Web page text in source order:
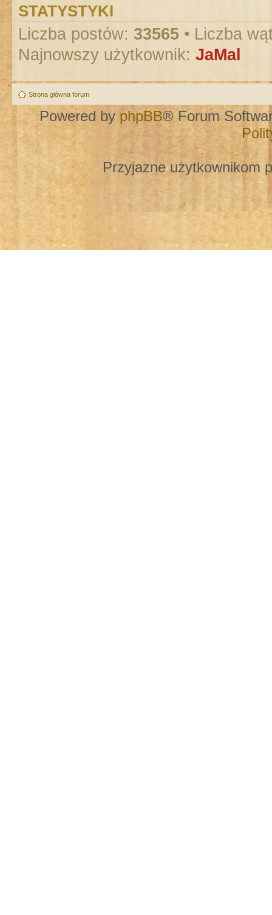
STATYSTYKI
Liczba postów: 33565 • Liczba
Najnowszy użytkownik: JaMal
Strona główna forum
Powered by phpBB® Forum
Przyjazne użytkownikom